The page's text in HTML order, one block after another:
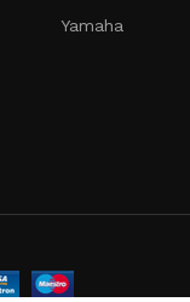
Yamaha